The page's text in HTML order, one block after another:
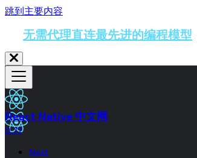
跳到主要内容
无需代理直连最先进的编程模型
React Native 中文网
0.77
Next